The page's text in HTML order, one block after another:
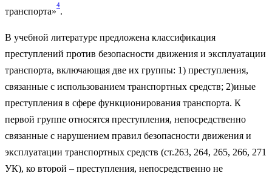
транспорта»
4
.
В учебной литературе предложена классификация
преступлений против безопасности движения и эксплуатации
транспорта, включающая две их группы: 1) преступления,
связанные с использованием транспортных средств; 2)иные
преступления в сфере функционирования транспорта. К
первой группе относятся преступления, непосредственно
связанные с нарушением правил безопасности движения и
эксплуатации транспортных средств (ст.263, 264, 265, 266, 271
УК), ко второй – преступления, непосредственно не